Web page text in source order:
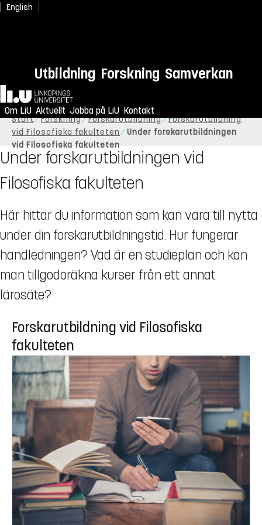
English
Utbildning Forskning Samverkan
Hem
Om LiU Aktuellt Jobba på LiU Kontakt
Start Forskning Forskarutbildning
Forskarutbildning
vid Filosofiska fakulteten
Under forskarutbildningen
vid Filosofiska fakulteten
Under forskarutbildningen vid
Filosofiska fakulteten
Här hittar du information som kan vara till nytta
under din forskarutbildningstid. Hur fungerar
handledningen? Vad är en studieplan och kan
man tillgodoräkna kurser från ett annat
lärosäte?
Forskarutbildning vid Filosofiska
fakulteten